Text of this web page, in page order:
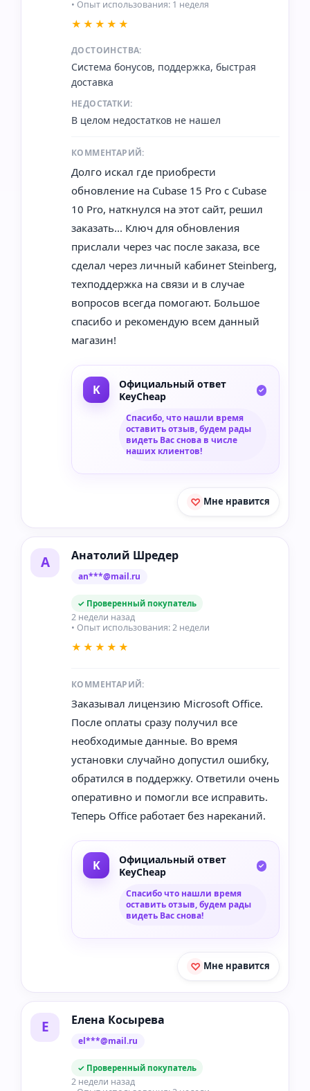
• Опыт использования: 1 неделя
★★★★★
ДОСТОИНСТВА:
Система бонусов, поддержка, быстрая
доставка
НЕДОСТАТКИ:
В целом недостатков не нашел
КОММЕНТАРИЙ:
Долго искал где приобрести
обновление на Cubase 15 Pro с Cubase
10 Pro, наткнулся на этот сайт, решил
заказать... Ключ для обновления
прислали через час после заказа, все
сделал через личный кабинет Steinberg,
техподдержка на связи и в случае
вопросов всегда помогают. Большое
спасибо и рекомендую всем данный
магазин!
Официальный ответ
KeyCheap
Спасибо, что нашли время
оставить отзыв, будем рады
видеть Вас снова в числе
наших клиентов!
Мне нравится
А Анатолий Шредер
an***@mail.ru
✓ Проверенный покупатель
2 недели назад
• Опыт использования: 2 недели
★★★★★
КОММЕНТАРИЙ:
Заказывал лицензию Microsoft Office.
После оплаты сразу получил все
необходимые данные. Во время
установки случайно допустил ошибку,
обратился в поддержку. Ответили очень
оперативно и помогли все исправить.
Теперь Office работает без нареканий.
Официальный ответ
KeyCheap
Спасибо что нашли время
оставить отзыв, будем рады
видеть Вас снова!
Мне нравится
Е Елена Косырева
el***@mail.ru
✓ Проверенный покупатель
2 недели назад